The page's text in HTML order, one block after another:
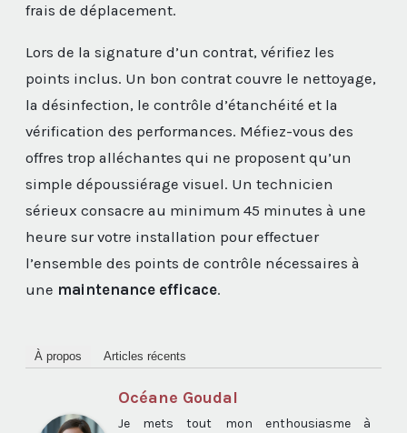
frais de déplacement.
Lors de la signature d’un contrat, vérifiez les
points inclus. Un bon contrat couvre le nettoyage,
la désinfection, le contrôle d’étanchéité et la
vérification des performances. Méfiez-vous des
offres trop alléchantes qui ne proposent qu’un
simple dépoussiérage visuel. Un technicien
sérieux consacre au minimum 45 minutes à une
heure sur votre installation pour effectuer
l’ensemble des points de contrôle nécessaires à
une maintenance efficace.
À propos Articles récents
Océane Goudal
Je mets tout mon enthousiasme à